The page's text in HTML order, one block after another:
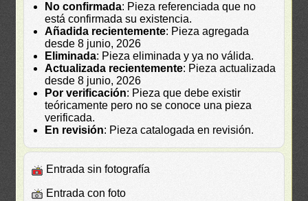
No confirmada: Pieza referenciada que no
está confirmada su existencia.
Añadida recientemente: Pieza agregada
desde 8 junio, 2026
Eliminada: Pieza eliminada y ya no válida.
Actualizada recientemente: Pieza actualizada
desde 8 junio, 2026
Por verificación: Pieza que debe existir
teóricamente pero no se conoce una pieza
verificada.
En revisión: Pieza catalogada en revisión.
Entrada sin fotografía
Entrada con foto